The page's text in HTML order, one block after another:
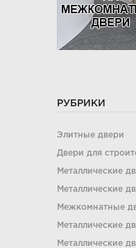
РУБРИКИ
Элитные двери
Двери для
Металлические
Металлические
Межкомнатные
Металлические
Металлические